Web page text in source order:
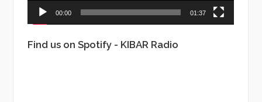
00:00 01:37
Find us on Spotify - KIBAR Radio